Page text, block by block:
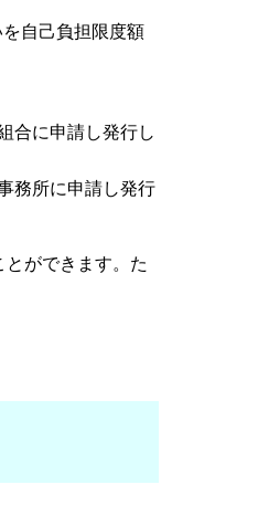
自己負担限度額
合に申請し発行し
務所に申請し発行
ができます。た